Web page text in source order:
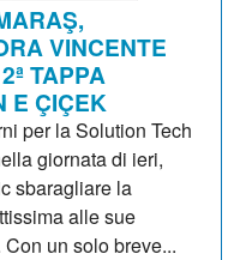
VINCENTE
TAPPA
E ÇIÇEK
per la Solution Tech
giornata di ieri,
sbaragliare la
alle sue
un solo breve...